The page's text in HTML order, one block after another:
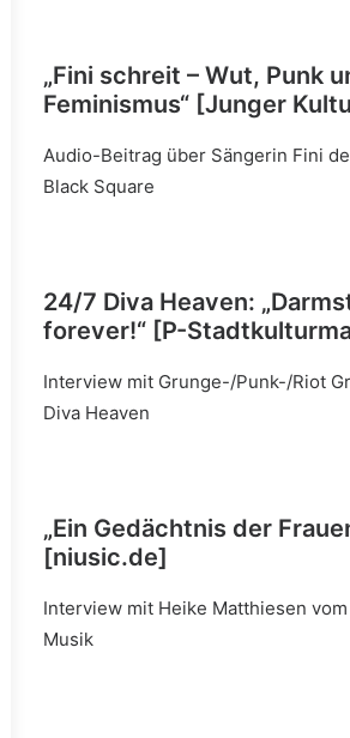
„Fini schreit – Wut, Punk
Feminismus“ [Junger
Audio-Beitrag über Sängerin Fini
Black Square
24/7 Diva Heaven:
forever!“ [P-
Interview mit Grunge-/Punk-/Riot
Diva Heaven
„Ein Gedächtnis der
[niusic.de]
Interview mit Heike Matthiesen
Musik